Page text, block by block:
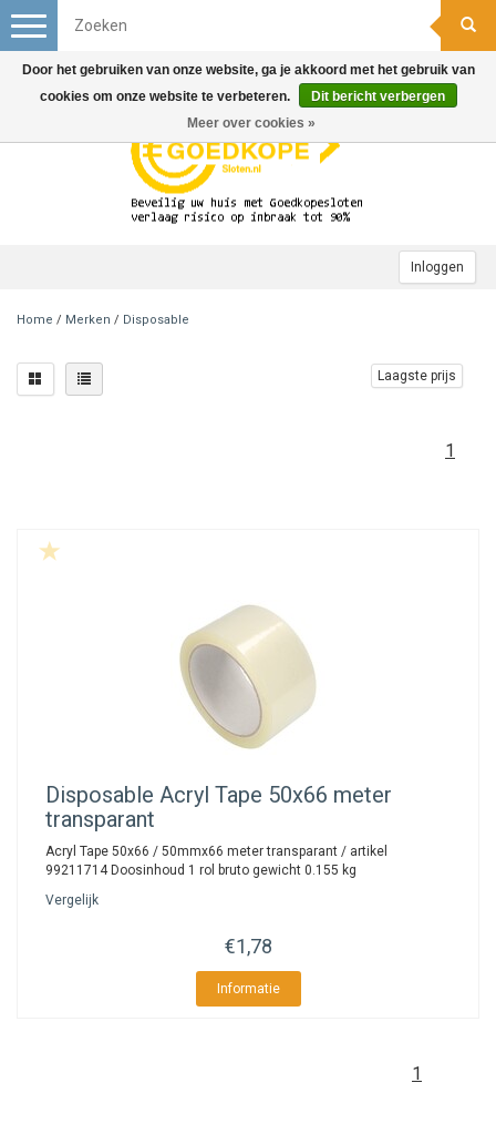
Inloggen
Toggle
navigation
Home / Merken / Disposable
Laagste prijs
1
Disposable Acryl Tape 50x66 meter
transparant
Acryl Tape 50x66 / 50mmx66 meter transparant / artikel
99211714 Doosinhoud 1 rol bruto gewicht 0.155 kg
Vergelijk
€1,78
Informatie
1
Door het gebruiken van onze website, ga je akkoord met het gebruik van
cookies om onze website te verbeteren.
Dit bericht verbergen
Meer over cookies »